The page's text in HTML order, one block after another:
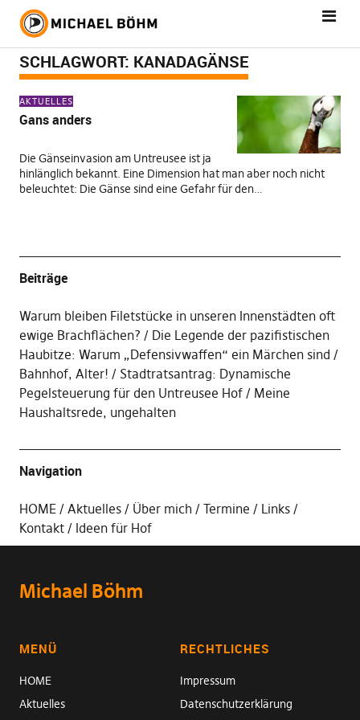
SCHLAGWORT: KANADAGÄNSE
AKTUELLES
Gans anders
Die Gänseinvasion am Untreusee ist ja
hinlänglich bekannt. Eine Dimension hat man aber noch nicht
beleuchtet: Die Gänse sind eine Gefahr für den…
Beiträge
Warum bleiben Filetstücke in unseren Innenstädten oft
ewige Brachflächen?
Die Legende der pazifistischen
Haubitze: Warum „Defensivwaffen“ ein Märchen sind
Bahnhof, Alter!
Stadtratsantrag: Dynamische
Pegelsteuerung für den Untreusee Hof
Meine
Haushaltsrede, ungehalten
Navigation
HOME Aktuelles Über mich Termine
Links
Kontakt
Ideen für Hof
Michael Böhm
MENÜ
HOME
Aktuelles
RECHTLICHES
Impressum
Datenschutzerklärung